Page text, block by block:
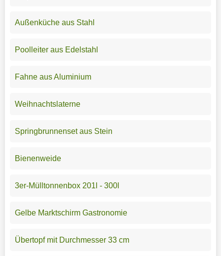
Außenküche aus Stahl
Poolleiter aus Edelstahl
Fahne aus Aluminium
Weihnachtslaterne
Springbrunnenset aus Stein
Bienenweide
3er-Mülltonnenbox 201l - 300l
Gelbe Marktschirm Gastronomie
Übertopf mit Durchmesser 33 cm